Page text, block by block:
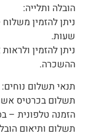
הובלה ותלייה:
שעות.
ניתן להזמין
ההשכרה.
תנאי תשלום נוחים:
תשלום בכרטיס אשראי עד 6
הזמנה טלפונית –
תשלום ותיאום